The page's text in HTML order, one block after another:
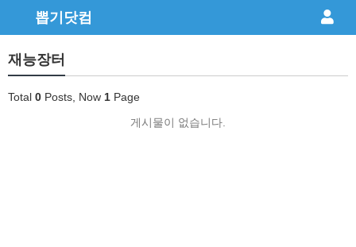
뽑기닷컴
재능장터
Total 0 Posts, Now 1 Page
게시물이 없습니다.